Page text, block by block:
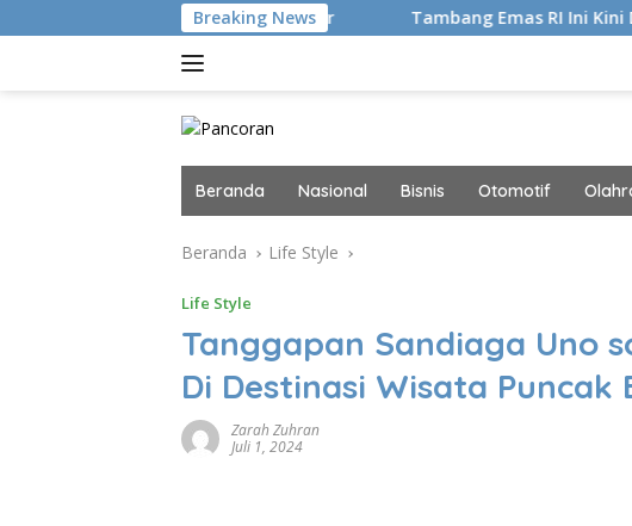
ke
Breaking News
Hingga Tanah Air Tambang Emas RI Ini Kini Dikemudikan
Beranda Nasional Bisnis Otomotif
Beranda Life Style
Life Style
Tanggapan Sandiaga Uno
Di Destinasi Wisata Puncak
Zarah Zuhran
Juli 1, 2024